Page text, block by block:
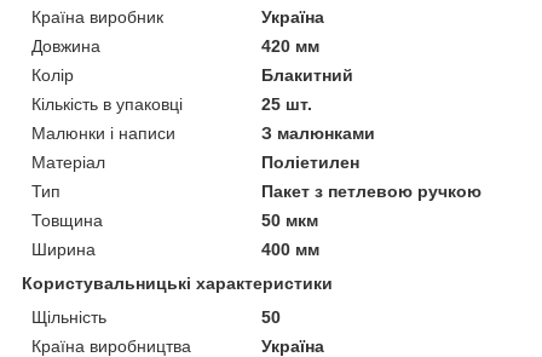
Країна виробник
Україна
Довжина
420 мм
Колір
Блакитний
Кількість в упаковці
25 шт.
Малюнки і написи
З малюнками
Матеріал
Поліетилен
Тип
Пакет з петлевою ручкою
Товщина
50 мкм
Ширина
400 мм
Користувальницькі характеристики
Щільність
50
Країна виробництва
Україна